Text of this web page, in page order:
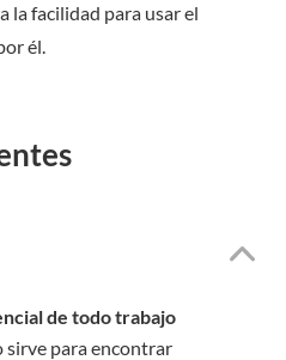
la facilidad para usar el
él.
de todo trabajo
sirve para encontrar